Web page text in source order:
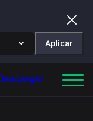
Aplicar